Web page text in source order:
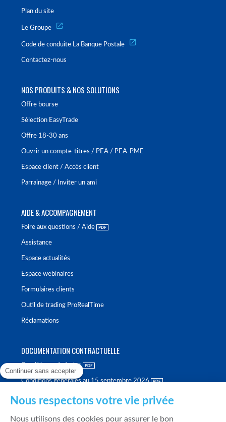
Plan du site
Le Groupe
Code de conduite La Banque Postale
Contactez-nous
NOS PRODUITS & NOS SOLUTIONS
Offre bourse
Sélection EasyTrade
Offre 18-30 ans
Ouvrir un compte-titres / PEA / PEA-PME
Espace client / Accès client
Parrainage / Inviter un ami
AIDE & ACCOMPAGNEMENT
Foire aux questions / Aide
Assistance
Espace actualités
Espace webinaires
Formulaires clients
Outil de trading ProRealTime
Réclamations
DOCUMENTATION CONTRACTUELLE
Conditions générales
Conditions générales au 15 septembre 2026
Continuer sans accepter
Nous respectons votre vie privée
Nous utilisons des cookies pour assurer le bon